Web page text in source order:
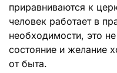
приравниваются к
человек работает в
необходимости, это
состояние и желание
от быта.